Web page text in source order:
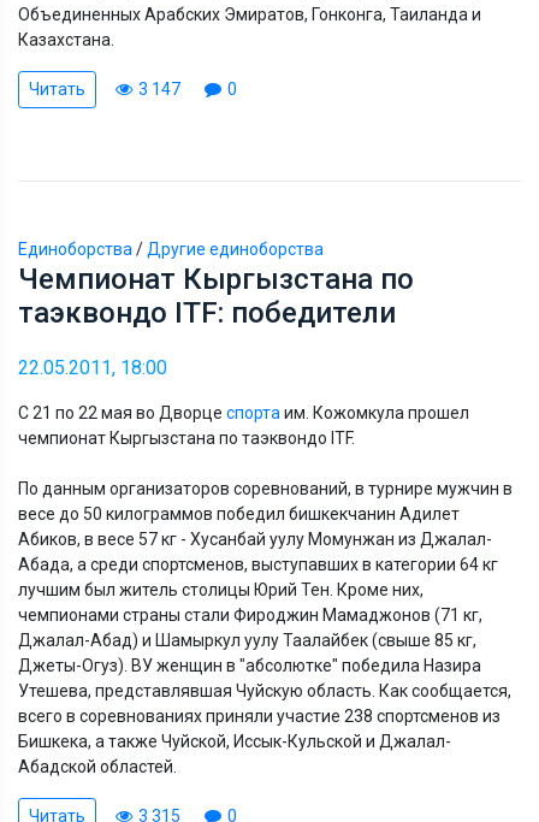
Объединенных Арабских Эмиратов, Гонконга, Таиланда и
Казахстана.
Читать 3 147 0
Единоборства / Другие единоборства
Чемпионат Кыргызстана по
таэквондо ITF: победители
22.05.2011, 18:00
С 21 по 22 мая во Дворце спорта им. Кожомкула прошел
чемпионат Кыргызстана по таэквондо ITF.
По данным организаторов соревнований, в турнире мужчин в
весе до 50 килограммов победил бишкекчанин Адилет
Абиков, в весе 57 кг - Хусанбай уулу Момунжан из Джалал-
Абада, а среди спортсменов, выступавших в категории 64 кг
лучшим был житель столицы Юрий Тен. Кроме них,
чемпионами страны стали Фироджин Мамаджонов (71 кг,
Джалал-Абад) и Шамыркул уулу Таалайбек (свыше 85 кг,
Джеты-Огуз). ВУ женщин в "абсолютке" победила Назира
Утешева, представлявшая Чуйскую область. Как сообщается,
всего в соревнованиях приняли участие 238 спортсменов из
Бишкека, а также Чуйской, Иссык-Кульской и Джалал-
Абадской областей.
Читать 3 315 0